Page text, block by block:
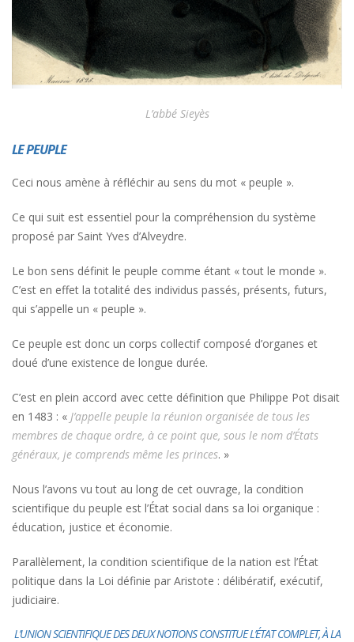
L’abbé Sieyès
LE PEUPLE
Ceci nous amène à réfléchir au sens du mot « peuple ».
Ce qui suit est essentiel pour la compréhension du système
proposé par Saint Yves d’Alveydre.
Le bon sens définit le peuple comme étant « tout le monde ».
C’est en effet la totalité des individus passés, présents, futurs,
qui s’appelle un « peuple ».
Ce peuple est donc un corps collectif composé d’organes et
doué d’une existence de longue durée.
C’est en plein accord avec cette définition que Philippe Pot disait
en 1483 : « J’appelle peuple la réunion organisée de tous les
membres de chaque ordre, à ce point que, sous le nom d’États
généraux, je comprends même les princes. »
Nous l’avons vu tout au long de cet ouvrage, la condition
scientifique du peuple est l’État social dans sa loi organique :
éducation, justice et économie.
Parallèlement, la condition scientifique de la nation est l’État
politique dans la Loi définie par Aristote : délibératif, exécutif,
judiciaire.
L’UNION SCIENTIFIQUE DES DEUX NOTIONS CONSTITUE L’ÉTAT COMPLET, À LA